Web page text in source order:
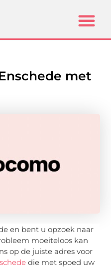
met
en bent u opzoek naar
moeiteloos kan
op de juiste adres voor
die met spoed uw